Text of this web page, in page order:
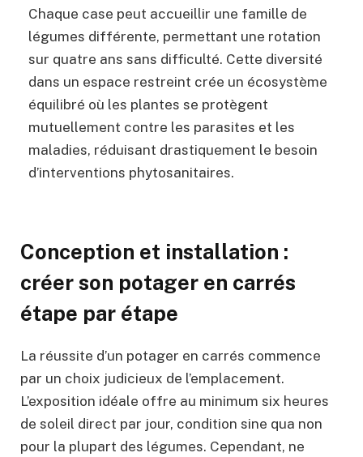
Chaque case peut accueillir une famille de
légumes différente, permettant une rotation
sur quatre ans sans difficulté. Cette diversité
dans un espace restreint crée un écosystème
équilibré où les plantes se protègent
mutuellement contre les parasites et les
maladies, réduisant drastiquement le besoin
d’interventions phytosanitaires.
Conception et installation :
créer son potager en carrés
étape par étape
La réussite d’un potager en carrés commence
par un choix judicieux de l’emplacement.
L’exposition idéale offre au minimum six heures
de soleil direct par jour, condition sine qua non
pour la plupart des légumes. Cependant, ne